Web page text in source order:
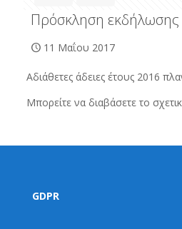
Πρόσκληση εκδήλωσης
11 Μαΐου 2017
Αδιάθετες άδειες έτους 2016
Μπορείτε να διαβάσετε το
GDPR